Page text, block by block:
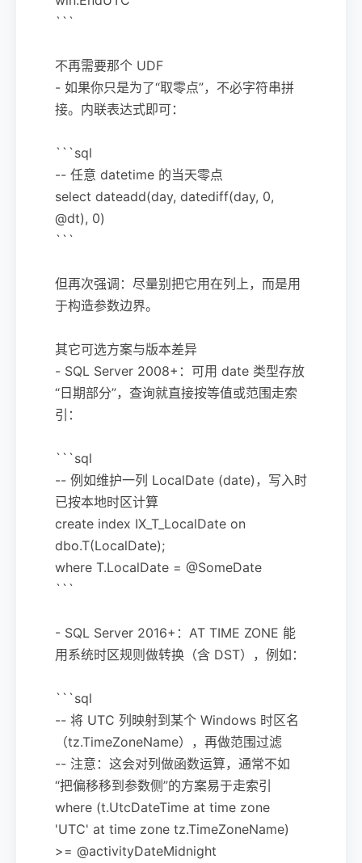
```
不再需要那个 UDF
- 如果你只是为了“取零点”，不必字符串拼
接。内联表达式即可：
```sql
-- 任意 datetime 的当天零点
select dateadd(day, datediff(day, 0,
@dt), 0)
```
但再次强调：尽量别把它用在列上，而是用
于构造参数边界。
其它可选方案与版本差异
- SQL Server 2008+：可用 date 类型存放
“日期部分”，查询就直接按等值或范围走索
引：
```sql
-- 例如维护一列 LocalDate (date)，写入时
已按本地时区计算
create index IX_T_LocalDate on
dbo.T(LocalDate);
where T.LocalDate = @SomeDate
```
- SQL Server 2016+：AT TIME ZONE 能
用系统时区规则做转换（含 DST），例如：
```sql
-- 将 UTC 列映射到某个 Windows 时区名
（tz.TimeZoneName），再做范围过滤
-- 注意：这会对列做函数运算，通常不如
“把偏移移到参数侧”的方案易于走索引
where (t.UtcDateTime at time zone
'UTC' at time zone tz.TimeZoneName)
>= @activityDateMidnight